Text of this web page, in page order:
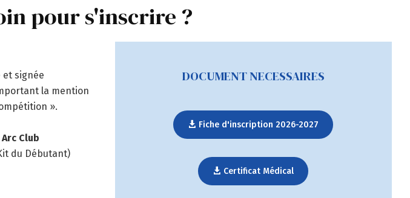
pour s'inscrire ?
signée
la mention
».
Club
du Débutant)
DOCUMENT NECESSAIRES
Fiche d'inscription 2026-2027
Certificat Médical